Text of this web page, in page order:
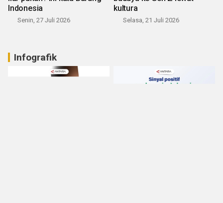
Indonesia
Senin, 27 Juli 2026
kultura
Selasa, 21 Juli 2026
Infografik